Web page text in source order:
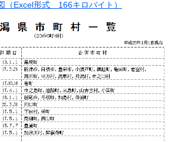
（Excel形式 166キロバイト）